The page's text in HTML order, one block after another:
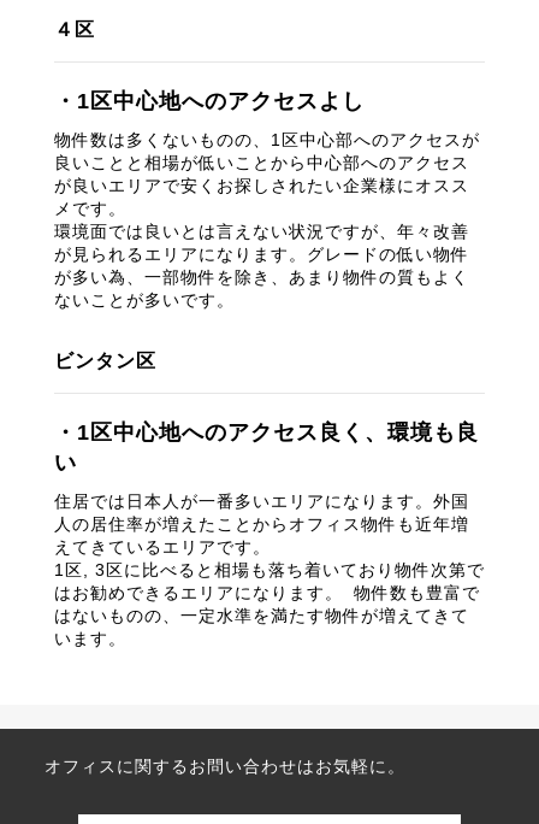
４区
・1区中心地へのアクセスよし
物件数は多くないものの、1区中心部へのアクセスが
良いことと相場が低いことから中心部へのアクセス
が良いエリアで安くお探しされたい企業様にオスス
メです。
環境面では良いとは言えない状況ですが、年々改善
が見られるエリアになります。グレードの低い物件
が多い為、一部物件を除き、あまり物件の質もよく
ないことが多いです。
ビンタン区
・1区中心地へのアクセス良く、環境も良
い
住居では日本人が一番多いエリアになります。外国
人の居住率が増えたことからオフィス物件も近年増
えてきているエリアです。
1区, 3区に比べると相場も落ち着いており物件次第で
はお勧めできるエリアになります。 物件数も豊富で
はないものの、一定水準を満たす物件が増えてきて
います。
オフィスに関するお問い合わせはお気軽に。